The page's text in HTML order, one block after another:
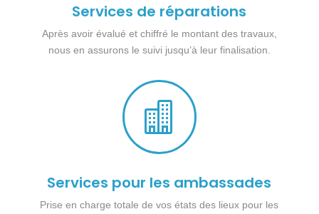
Services de réparations
Après avoir évalué et chiffré le montant des travaux,
nous en assurons le suivi jusqu’à leur finalisation.

Services pour les ambassades
Prise en charge totale de vos états des lieux pour les